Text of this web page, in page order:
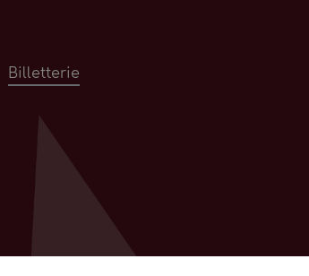
Billetterie